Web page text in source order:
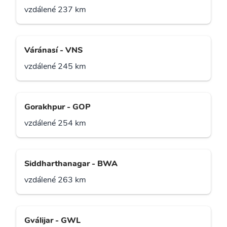
vzdálené 237 km
Váránasí - VNS
vzdálené 245 km
Gorakhpur - GOP
vzdálené 254 km
Siddharthanagar - BWA
vzdálené 263 km
Gválijar - GWL